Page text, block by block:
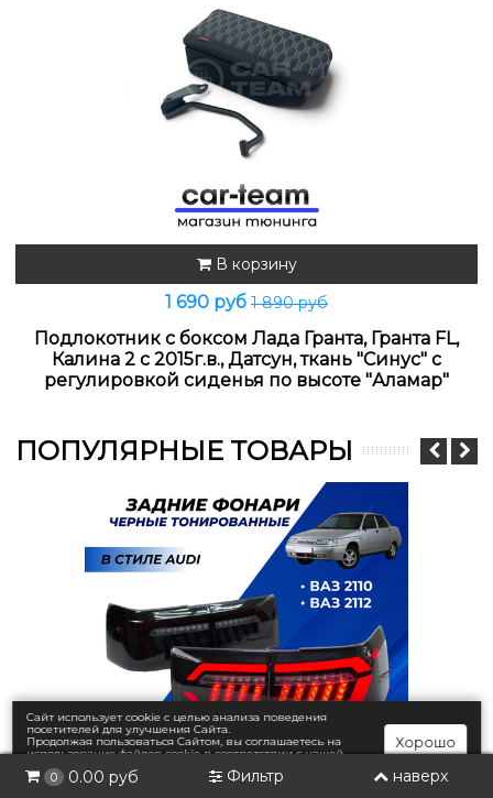
В корзину
1 690 руб 1 890 руб
Подлокотник с боксом Лада Гранта, Гранта FL,
Калина 2 с 2015г.в., Датсун, ткань "Синус" с
регулировкой сиденья по высоте "Аламар"
ПОПУЛЯРНЫЕ ТОВАРЫ
0 0.00 руб Фильтр наверх
Сайт использует cookie с целью анализа поведения
посетителей для улучшения Сайта.
Продолжая пользоваться Сайтом, вы соглашаетесь на
использование файлов cookie в соответствии с нашей
Политикой конфиденциальности
Хорошо